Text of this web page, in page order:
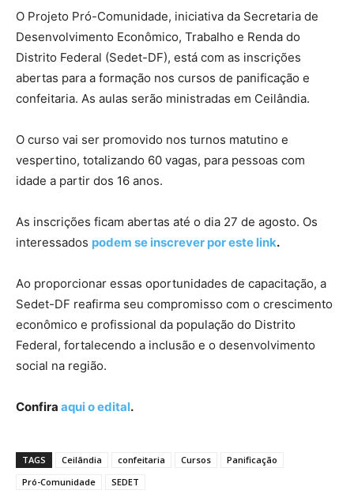
O Projeto Pró-Comunidade, iniciativa da Secretaria de
Desenvolvimento Econômico, Trabalho e Renda do
Distrito Federal (Sedet-DF), está com as inscrições
abertas para a formação nos cursos de panificação e
confeitaria. As aulas serão ministradas em Ceilândia.
O curso vai ser promovido nos turnos matutino e
vespertino, totalizando 60 vagas, para pessoas com
idade a partir dos 16 anos.
As inscrições ficam abertas até o dia 27 de agosto. Os
interessados podem se inscrever por este link.
Ao proporcionar essas oportunidades de capacitação, a
Sedet-DF reafirma seu compromisso com o crescimento
econômico e profissional da população do Distrito
Federal, fortalecendo a inclusão e o desenvolvimento
social na região.
Confira aqui o edital.
TAGS Ceilândia confeitaria Cursos
Panificação
Pró-Comunidade
SEDET